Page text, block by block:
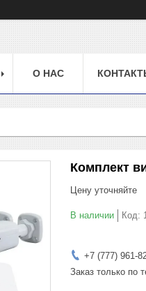
О НАС
Комплект
Цену уточняйте
В наличии Код:
+7 (777) 961-
Заказ только по